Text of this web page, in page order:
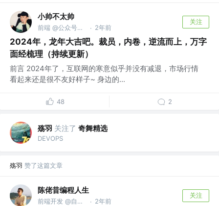
小帅不太帅
前端 @公众号【孙小帅 kk】 · 2年前
关注
2024年，龙年大吉吧。裁员，内卷，逆流而上，万字
面经梳理（持续更新）
前言 2024年了，互联网的寒意似乎并没有减退，市场行情
看起来还是很不友好样子~ 身边的...
48 2
殇羽 关注了 奇舞精选
DEVOPS
殇羽 赞了这篇文章
陈佬昔编程人生
前端开发 @自由人 · 2年前
关注